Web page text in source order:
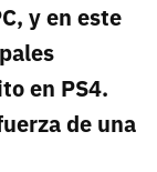
y en este
en PS4.
de una